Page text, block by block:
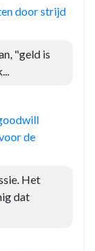
door strijd
"geld is
de
Het
dat